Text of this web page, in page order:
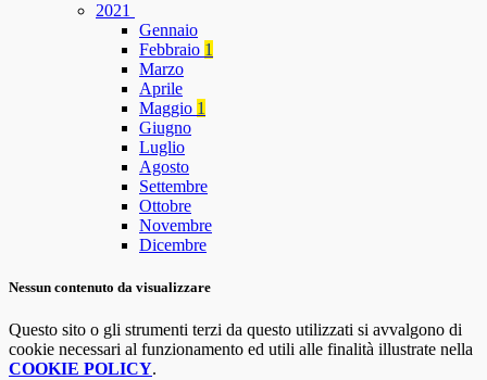
2021
Gennaio
Febbraio 1
Marzo
Aprile
Maggio 1
Giugno
Luglio
Agosto
Settembre
Ottobre
Novembre
Dicembre
Nessun contenuto da visualizzare
Questo sito o gli strumenti terzi da questo utilizzati si avvalgono di
cookie necessari al funzionamento ed utili alle finalità illustrate nella
COOKIE POLICY.